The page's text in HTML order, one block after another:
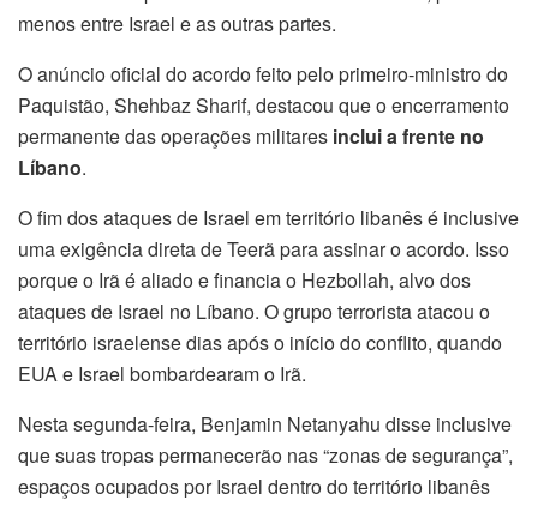
menos entre Israel e as outras partes.
O anúncio oficial do acordo feito pelo primeiro-ministro do
Paquistão, Shehbaz Sharif, destacou que o encerramento
permanente das operações militares inclui a frente no
Líbano.
O fim dos ataques de Israel em território libanês é inclusive
uma exigência direta de Teerã para assinar o acordo. Isso
porque o Irã é aliado e financia o Hezbollah, alvo dos
ataques de Israel no Líbano. O grupo terrorista atacou o
território israelense dias após o início do conflito, quando
EUA e Israel bombardearam o Irã.
Nesta segunda-feira, Benjamin Netanyahu disse inclusive
que suas tropas permanecerão nas “zonas de segurança”,
espaços ocupados por Israel dentro do território libanês